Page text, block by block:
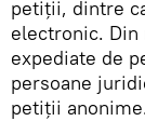
petiţii, dintre
electronic.
expediate de
persoane
petiţii